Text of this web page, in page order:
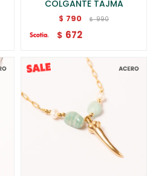
COLGANTE TAJMA
$ 790 $ 990
$ 672